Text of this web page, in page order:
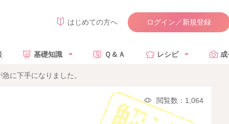
はじめての方へ ログイン／新規登録
基礎知識 Ｑ＆Ａ レシピ
に下手になりました。
閲覧数：1,064